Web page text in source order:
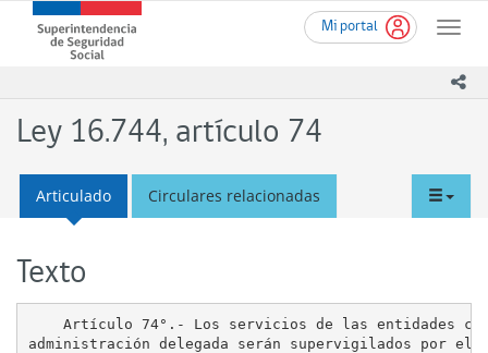
contenido
Mi portal
Toggle
Superintendencia
de
(SUSESO)
-
de
Chile
Ley 16.744, artículo 74
Articulado Circulares relacionadas
Texto
Artículo 74°.- Los servicios de las entidades
administración delegada serán supervigilados por el